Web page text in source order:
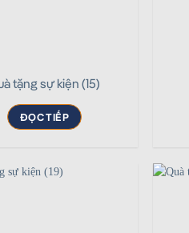
tặng sự kiện (15)
ĐỌC TIẾP